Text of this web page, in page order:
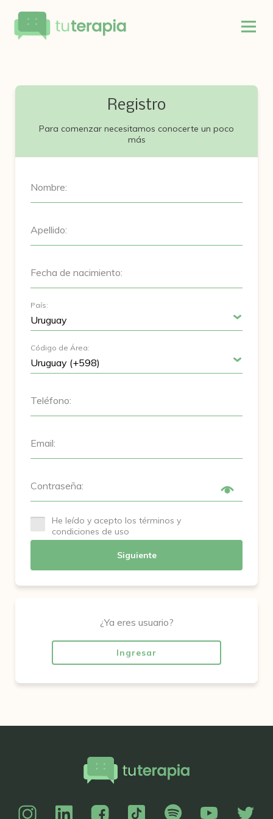
Registro
Para comenzar necesitamos conocerte un poco
más
Nombre:
Apellido:
Fecha de nacimiento:
País:
Código de Área:
Teléfono:
Email:
Contraseña:
He leído y acepto los términos y
condiciones de uso
Siguiente
¿Ya eres usuario?
Ingresar